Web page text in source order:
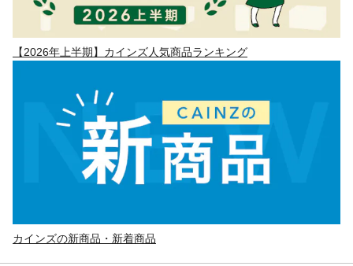
【2026年上半期】カインズ人気商品ランキング
カインズの新商品・新着商品